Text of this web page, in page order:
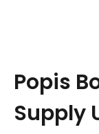
Popis
Supply